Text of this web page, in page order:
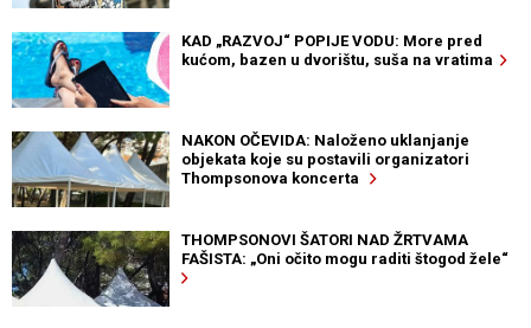
KAD „RAZVOJ“ POPIJE VODU: More pred
kućom, bazen u dvorištu, suša na vratima
NAKON OČEVIDA: Naloženo uklanjanje
objekata koje su postavili organizatori
Thompsonova koncerta
THOMPSONOVI ŠATORI NAD ŽRTVAMA
FAŠISTA: „Oni očito mogu raditi štogod žele“